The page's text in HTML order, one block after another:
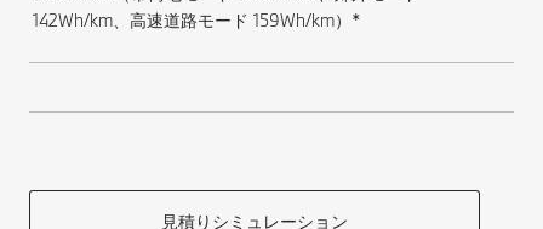
142Wh/km、高速道路モード 159Wh/km）*
見積りシミュレーション